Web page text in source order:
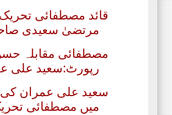
قائد مصطفائی
مرتضیٰ سعیدی
مصطفائی مقابلہ
رپورٹ:سعید علی
سعید علی عمران کی
میں مصطفائی